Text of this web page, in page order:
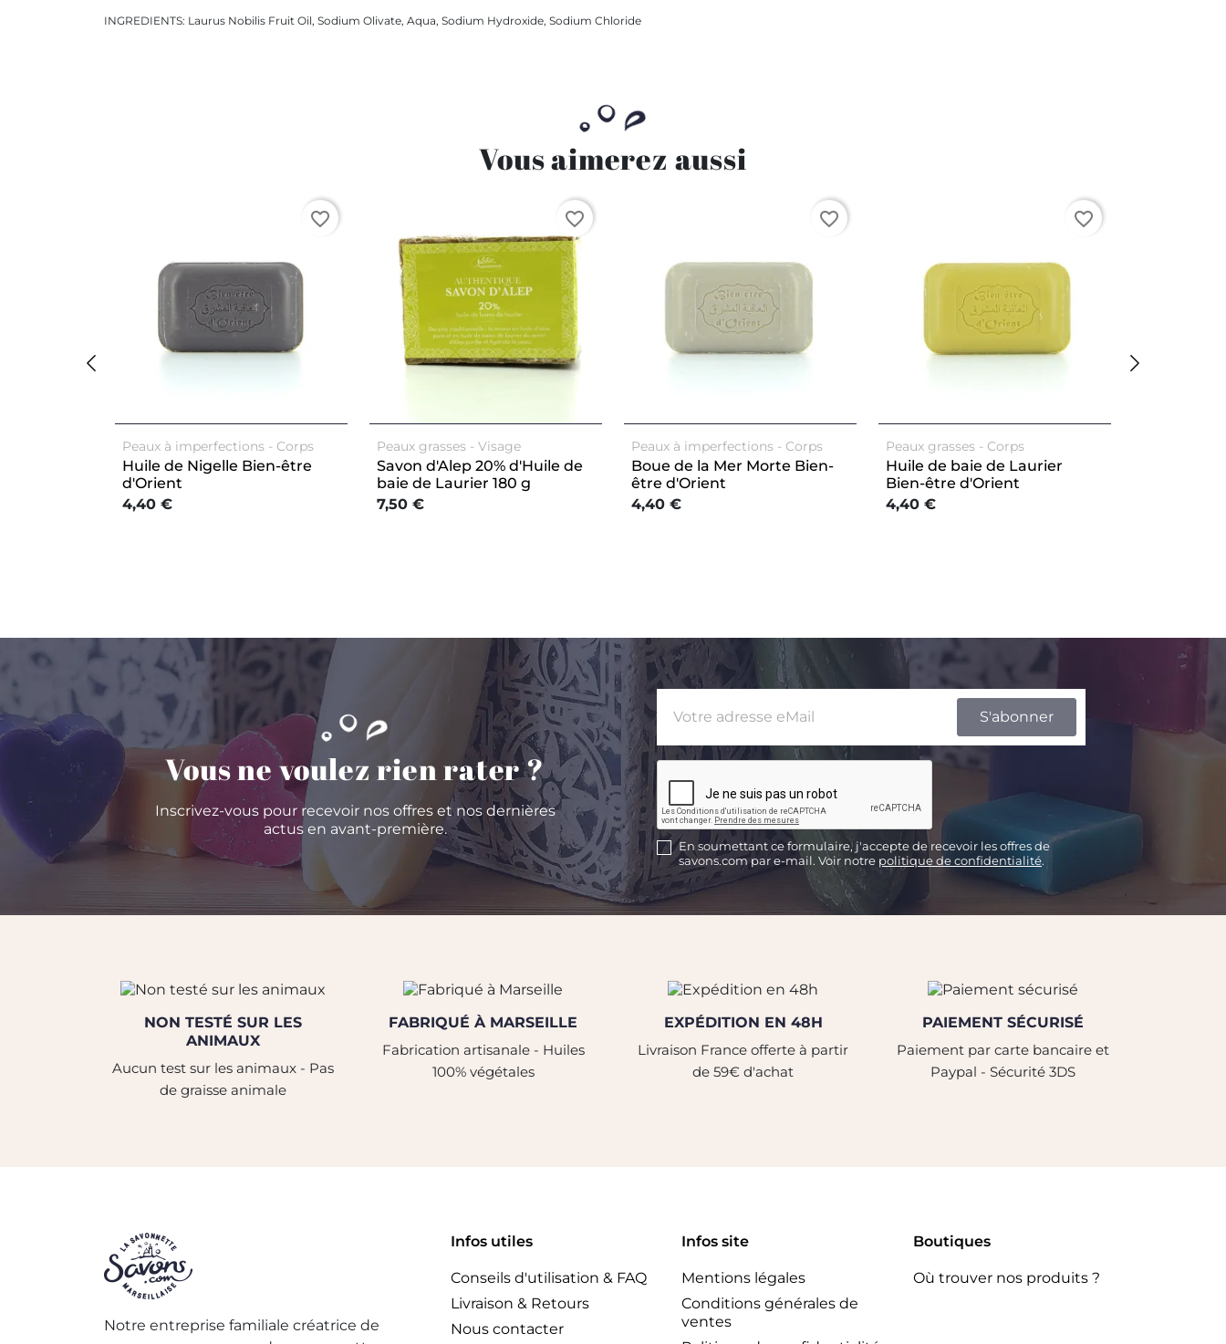
INGREDIENTS: Laurus Nobilis Fruit Oil, Sodium Olivate, Aqua, Sodium Hydroxide, Sodium Chloride
Vous aimerez aussi
favorite_border
Peaux à imperfections Corps
Huile de Nigelle Bien-être
d'Orient
4,40 €
favorite_border
Peaux grasses Visage
Savon d'Alep 20% d'Huile de
baie de Laurier 180 g
7,50 €
favorite_border
Peaux à imperfections Corps
Boue de la Mer Morte Bien-
être d'Orient
4,40 €
favorite_border
Peaux grasses Corps
Huile de baie de Laurier
Bien-être d'Orient
4,40 €
Vous ne voulez rien rater ?
Inscrivez-vous pour recevoir nos offres et nos dernières
actus en avant-première.
En soumettant ce formulaire, j'accepte de recevoir les offres de
savons.com par e-mail. Voir notre politique de confidentialité.
NON TESTÉ SUR LES
ANIMAUX
Aucun test sur les animaux - Pas
de graisse animale
FABRIQUÉ À MARSEILLE
Fabrication artisanale - Huiles
100% végétales
EXPÉDITION EN 48H
Livraison France offerte à partir
de 59€ d'achat
PAIEMENT SÉCURISÉ
Paiement par carte bancaire et
Paypal - Sécurité 3DS
Notre entreprise familiale créatrice de
Infos utiles
Conseils d'utilisation & FAQ
Livraison & Retours
Nous contacter
Infos site
Mentions légales
Conditions générales de
ventes
Boutiques
Où trouver nos produits ?